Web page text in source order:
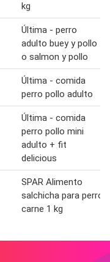
kg
Última - perro
adulto buey y pollo
o salmon y pollo
Última - comida
perro pollo adulto
Última - comida
perro pollo mini
adulto + fit
delicious
SPAR Alimento
salchicha para perro
carne 1 kg